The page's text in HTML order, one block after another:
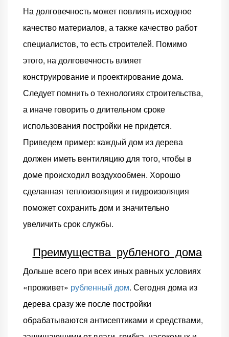
На долговечность может повлиять исходное
качество материалов, а также качество работ
специалистов, то есть строителей. Помимо
этого, на долговечность влияет
конструирование и проектирование дома.
Следует помнить о технологиях строительства,
а иначе говорить о длительном сроке
использования постройки не придется.
Приведем пример: каждый дом из дерева
должен иметь вентиляцию для того, чтобы в
доме происходил воздухообмен. Хорошо
сделанная теплоизоляция и гидроизоляция
поможет сохранить дом и значительно
увеличить срок службы.
Преимущества рубленого дома
Дольше всего при всех иных равных условиях
«проживет» рубленный дом. Сегодня дома из
дерева сразу же после постройки
обрабатываются антисептиками и средствами,